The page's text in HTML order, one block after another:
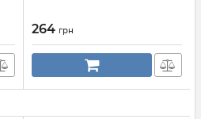
264 грн